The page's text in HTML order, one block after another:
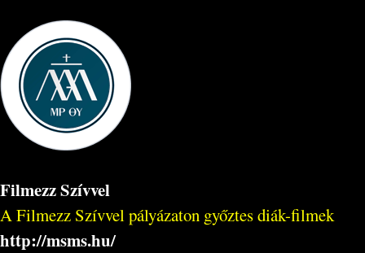
Filmezz Szívvel
A Filmezz Szívvel pályázaton győztes diák-filmek
http://msms.hu/